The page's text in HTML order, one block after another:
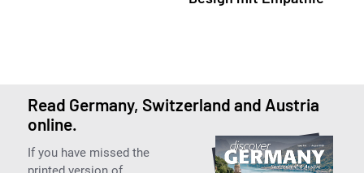
Read Germany, Switzerland and Austria
online.
If you have missed the